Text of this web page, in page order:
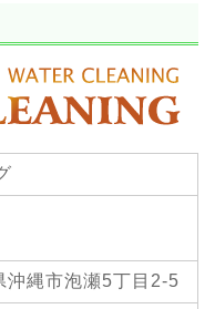
縄市泡瀬5丁目2-5